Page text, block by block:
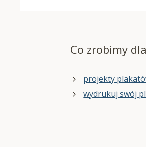
Co zrobimy
projekty
wydrukuj swój